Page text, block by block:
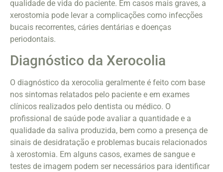
qualidade de vida do paciente. Em casos mais graves, a
xerostomia pode levar a complicações como infecções
bucais recorrentes, cáries dentárias e doenças
periodontais.
Diagnóstico da Xerocolia
O diagnóstico da xerocolia geralmente é feito com base
nos sintomas relatados pelo paciente e em exames
clínicos realizados pelo dentista ou médico. O
profissional de saúde pode avaliar a quantidade e a
qualidade da saliva produzida, bem como a presença de
sinais de desidratação e problemas bucais relacionados
à xerostomia. Em alguns casos, exames de sangue e
testes de imagem podem ser necessários para identificar